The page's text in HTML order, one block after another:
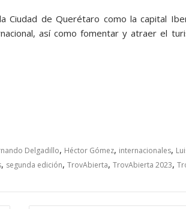
Ciudad de Querétaro como la capital
así como fomentar y atraer el
Delgadillo, Héctor Gómez, internacionales,
, segunda edición, TrovAbierta, TrovAbierta 2023,